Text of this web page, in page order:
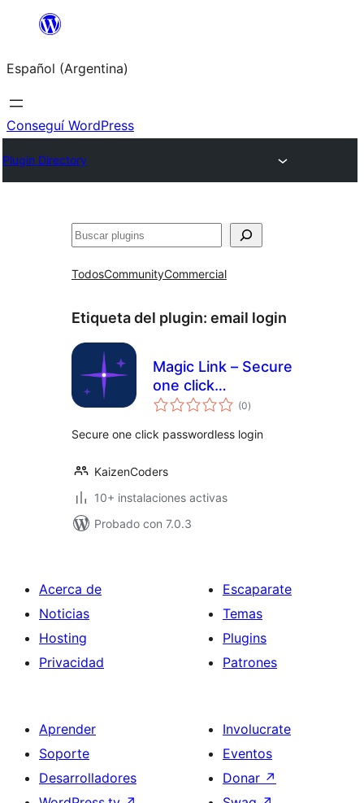
Saltar
contenido
Español (Argentina)
Conseguí WordPress
Plugin Directory
Buscar
TodosCommunityCommercial
Etiqueta del plugin: email login
Magic Link – Secure
one click
passwordless login
(0total
de
)
Secure one click passwordless login
KaizenCoders
10+ instalaciones activas
Probado con 7.0.3
Acerca de
Noticias
Hosting
Privacidad
Escaparate
Temas
Plugins
Patrones
Aprender
Soporte
Desarrolladores
Involucrate
Eventos
Donar ↗